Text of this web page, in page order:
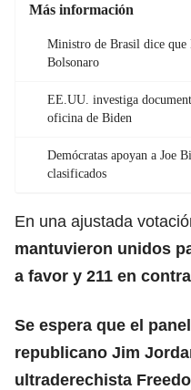
Más información
Ministro de Brasil dice que
Bolsonaro
EE.UU. investiga
oficina de Biden
Demócratas apoyan a Joe
clasificados
En una ajustada
mantuvieron unidos
a favor y 211 en
Se espera que el
republicano Jim
ultraderechista